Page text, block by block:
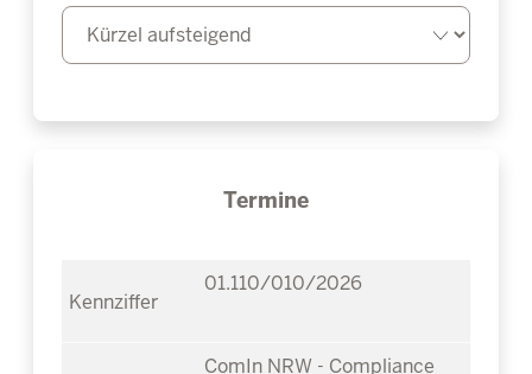
Termine
01.110/010/2026
ComIn NRW - Compliance